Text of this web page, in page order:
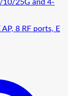
10/25G and 4-